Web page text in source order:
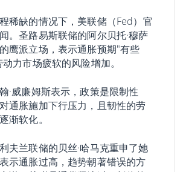
稀缺的情况下，美联储（Fed）官
。圣路易斯联储的阿尔贝托·穆萨
鹰派立场，表示通胀预期"有些
力市场疲软的风险增加。
·威廉姆斯表示，政策是限制性
通胀施加下行压力，且韧性的劳
渐软化。
夫兰联储的贝丝·哈马克重申了她
示通胀过高，趋势朝著错误的方